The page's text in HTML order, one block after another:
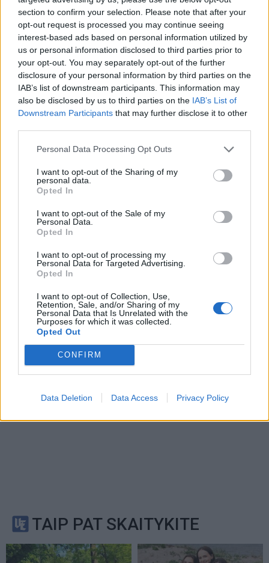
section to confirm your selection. Please note that after your
opt-out request is processed you may continue seeing
interest-based ads based on personal information utilized by
us or personal information disclosed to third parties prior to
your opt-out. You may separately opt-out of the further
disclosure of your personal information by third parties on the
IAB’s list of downstream participants. This information may
also be disclosed by us to third parties on the IAB’s List of
Downstream Participants that may further disclose it to other
Personal Data Processing Opt Outs
I want to opt-out of the Sharing of my
personal data.
Opted In
I want to opt-out of the Sale of my
Personal Data.
Opted In
I want to opt-out of processing my
Personal Data for Targeted Advertising.
Opted In
I want to opt-out of Collection, Use,
Retention, Sale, and/or Sharing of my
Personal Data that Is Unrelated with the
Purposes for which it was collected.
Opted Out
CONFIRM
Data Deletion Data Access Privacy Policy
Komentarai
Rašyti komentarą
Jūsų vardas
Sutinku su taisyklėmis
This site is protected by
Privacy Policy
Serviceapply.
TAIP PAT SKAITYKITE